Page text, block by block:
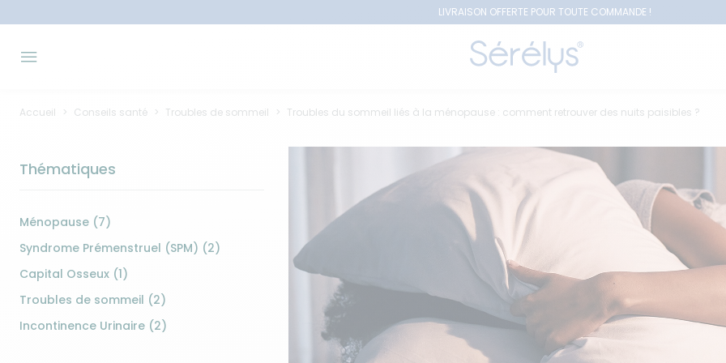
LIVRAISON OFFERTE POUR TOUTE COMMANDE !
Accueil Conseils santé Troubles de sommeil Troubles du sommeil liés à la ménopause : comment retrouver des nuits paisibles ?
Thématiques
Ménopause (7)
Syndrome Prémenstruel (SPM) (2)
Capital Osseux (1)
Troubles de sommeil (2)
Incontinence Urinaire (2)